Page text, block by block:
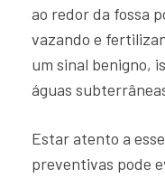
ao redor da fossa
vazando e
um sinal benigno,
águas
Estar atento a
preventivas pode